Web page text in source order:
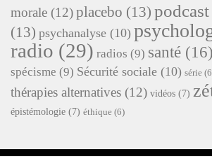
morale (12)placebo (13) podcast
(13) psychanalyse (10)
radio (29) radios (9) santé (16)
spécisme (9) Sécurité sociale (10) série
thérapies alternatives (12) vidéos (7)
épistémologie (7) éthique (6)